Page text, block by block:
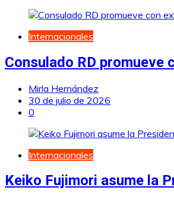
Internacionales
Consulado RD
Mirla Hernández
30 de julio de 2026
0
Internacionales
Keiko Fujimori asume la